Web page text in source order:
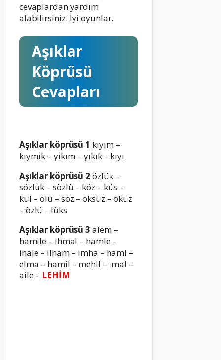
cevaplardan yardım
alabilirsiniz. İyi oyunlar.
Aşıklar
Köprüsü
Cevapları
Aşıklar köprüsü 1 kıyım –
kıymık – yıkım – yıkık – kıyı
Aşıklar köprüsü 2 özlük –
sözlük – sözlü – köz – küs –
kül – ölü – söz – öksüz – öküz
– özlü – lüks
Aşıklar köprüsü 3 alem –
hamile – ihmal – hamle –
ihale – ilham – imha – hami –
elma – hamil – mehil – imal –
aile – LEHİM